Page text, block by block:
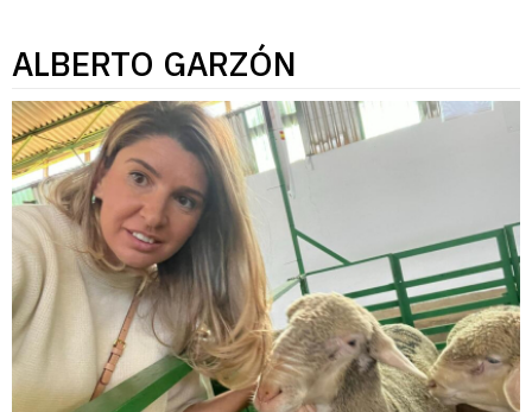
ALBERTO GARZÓN